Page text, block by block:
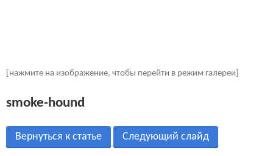
[нажмите на изображение, чтобы перейти в режим галереи]
smoke-hound
Вернуться к статье Следующий слайд